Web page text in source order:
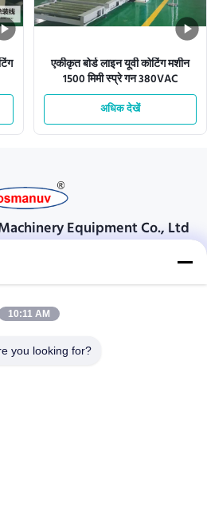
एकीकृत बोर्ड लाइन यूवी कोटिंग मशीन
1500 मिमी स्प्रे गन 380VAC
अधिक देखें
Equipment Co., Ltd
मशीनरी उपकरण कं, लिमिटेड
वी, वानजियांग, डोंगगुआन, ग्वांगडोंग, चीन
769 -88125248
10:11 AM
you looking for?